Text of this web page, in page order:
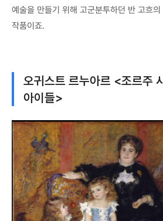
예술을 만들기 위해 고군분투하던 반 고흐
작품이죠.
오귀스트 르누아르 <조르주
아이들>